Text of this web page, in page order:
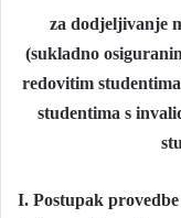
za dodjeljivanje
(sukladno
redovitim
studentima s
I. Postupak